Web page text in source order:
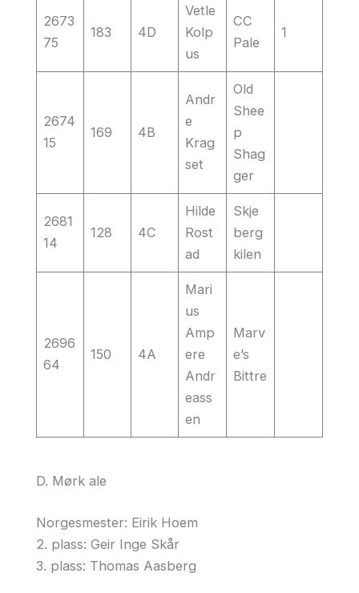
2673
75
183 4D
Vetle
Kolp
us
CC
Pale
1
2674
15
169 4B
Andr
e
Krag
set
Old
Shee
p
Shag
ger
2681
14
128 4C
Hilde
Rost
ad
Skje
berg
kilen
2696
64
150 4A
Mari
us
Amp
ere
Andr
eass
en
Marv
e’s
Bittre
D. Mørk ale
Norgesmester: Eirik Hoem
2. plass: Geir Inge Skår
3. plass: Thomas Aasberg